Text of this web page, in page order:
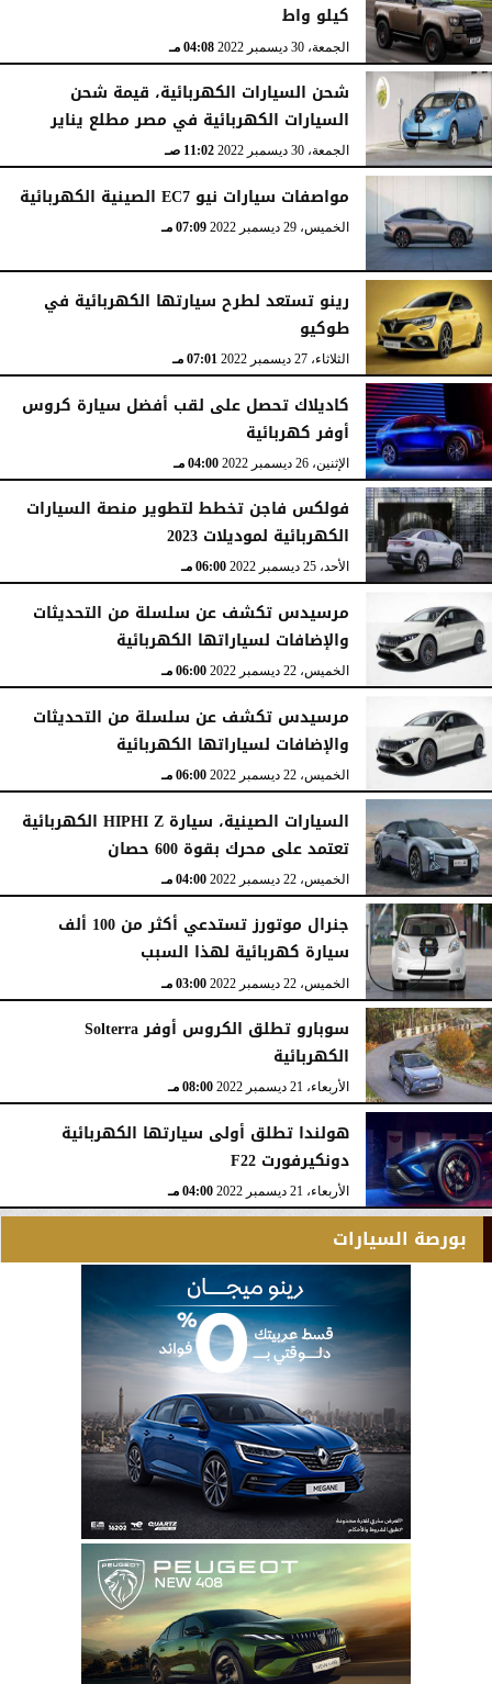
كيلو واط
الجمعة، 30 ديسمبر 2022 04:08 مـ
شحن السيارات الكهربائية، قيمة شحن
السيارات الكهربائية في مصر مطلع يناير
الجمعة، 30 ديسمبر 2022 11:02 صـ
مواصفات سيارات نيو EC7 الصينية الكهربائية
الخميس، 29 ديسمبر 2022 07:09 مـ
رينو تستعد لطرح سيارتها الكهربائية في
طوكيو
الثلاثاء، 27 ديسمبر 2022 07:01 مـ
كاديلاك تحصل على لقب أفضل سيارة كروس
أوفر كهربائية
الإثنين، 26 ديسمبر 2022 04:00 مـ
فولكس فاجن تخطط لتطوير منصة السيارات
الكهربائية لموديلات 2023
الأحد، 25 ديسمبر 2022 06:00 مـ
مرسيدس تكشف عن سلسلة من التحديثات
والإضافات لسياراتها الكهربائية
الخميس، 22 ديسمبر 2022 06:00 مـ
مرسيدس تكشف عن سلسلة من التحديثات
والإضافات لسياراتها الكهربائية
الخميس، 22 ديسمبر 2022 06:00 مـ
السيارات الصينية، سيارة HIPHI Z الكهربائية
تعتمد على محرك بقوة 600 حصان
الخميس، 22 ديسمبر 2022 04:00 مـ
جنرال موتورز تستدعي أكثر من 100 ألف
سيارة كهربائية لهذا السبب
الخميس، 22 ديسمبر 2022 03:00 مـ
سوبارو تطلق الكروس أوفر Solterra
الكهربائية
الأربعاء، 21 ديسمبر 2022 08:00 مـ
هولندا تطلق أولى سيارتها الكهربائية
دونكيرفورت F22
الأربعاء، 21 ديسمبر 2022 04:00 مـ
بورصة السيارات